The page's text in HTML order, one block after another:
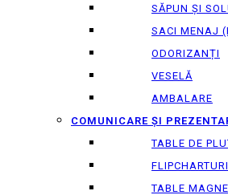
SĂPUN ȘI
SACI MENAJ
ODORIZANȚI
VESELĂ
AMBALARE
COMUNICARE ȘI
TABLE DE
TABLE